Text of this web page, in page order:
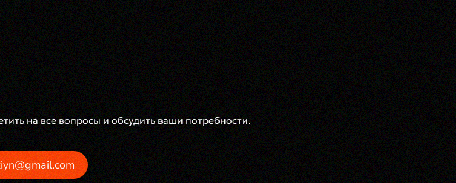
на все вопросы и обсудить ваши потребности.